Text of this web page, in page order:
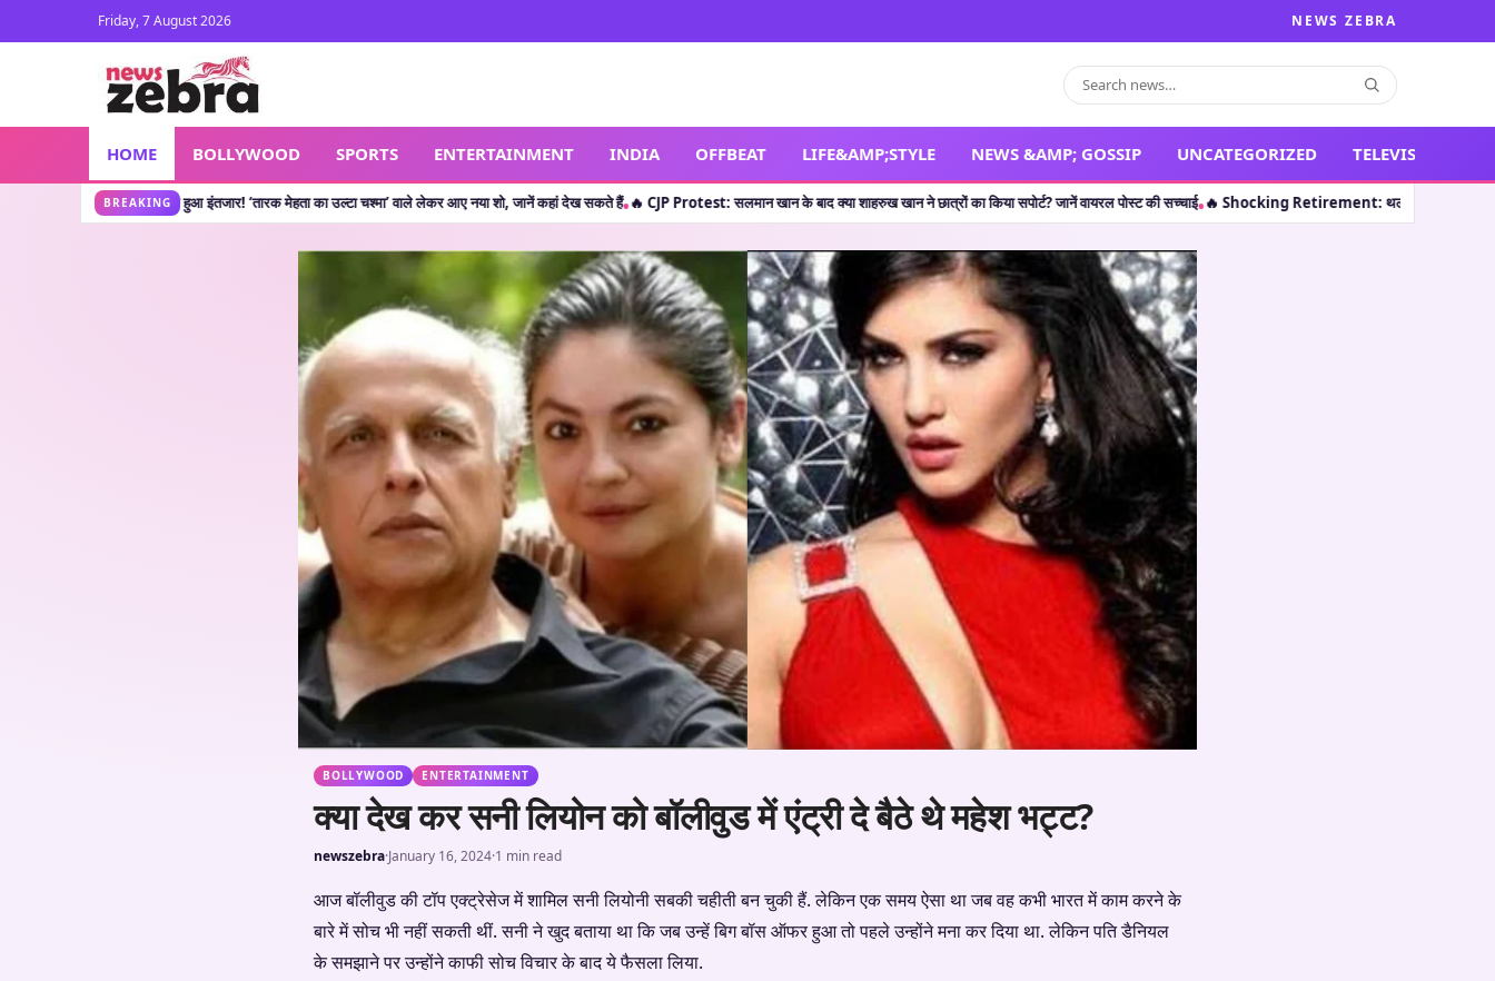
Friday, 7 August 2026 NEWS ZEBRA
HOME BOLLYWOOD SPORTS ENTERTAINMENT INDIA OFFBEAT LIFE&AMP;STYLE NEWS &AMP; GOSSIP UNCATEGORIZED TELEVISION
BREAKING
खत्म हुआ इंतजार! ‘तारक मेहता का उल्टा चश्मा’ वाले लेकर आए नया शो, जानें कहां देख सकते हैं•🔥 CJP Protest: सलमान खान के बाद क्या शाहरुख खान ने छात्रों का किया सपोर्ट? जानें वायरल पोस्ट की सच्चाई•🔥 Shocking Retirement: थलपति विजय ही नहीं, इन 5 कलाकारों ने भी
BOLLYWOOD ENTERTAINMENT
क्या देख कर सनी लियोन को बॉलीवुड में एंट्री दे बैठे थे महेश भट्ट?
newszebra·January 16, 2024·1 min read
आज बॉलीवुड की टॉप एक्ट्रेसेज में शामिल सनी लियोनी सबकी चहीती बन चुकी हैं. लेकिन एक समय ऐसा था जब वह कभी भारत में काम करने के
बारे में सोच भी नहीं सकती थीं. सनी ने खुद बताया था कि जब उन्हें बिग बॉस ऑफर हुआ तो पहले उन्होंने मना कर दिया था. लेकिन पति डैनियल
के समझाने पर उन्होंने काफी सोच विचार के बाद ये फैसला लिया.